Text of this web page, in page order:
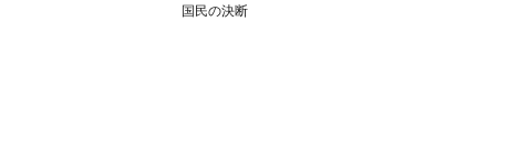
国民の決断